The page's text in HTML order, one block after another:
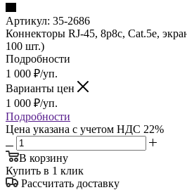
Артикул: 35-2686
Коннекторы RJ-45, 8p8c, Cat.5е,
100 шт.)
Подробности
1 000 ₽/уп.
Варианты цен
1 000 ₽/уп.
Подробности
Цена указана с учетом НДС 22%
В корзину
Купить в 1 клик
Рассчитать доставку